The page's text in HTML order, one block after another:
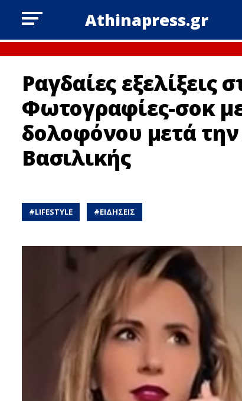
Athinapress.gr
Ραγδαίες εξελίξεις
Φωτογραφίες-σοκ
δολοφόνου μετά
Βασιλικής
#LIFESTYLE #ΕΙΔΗΣΕΙΣ